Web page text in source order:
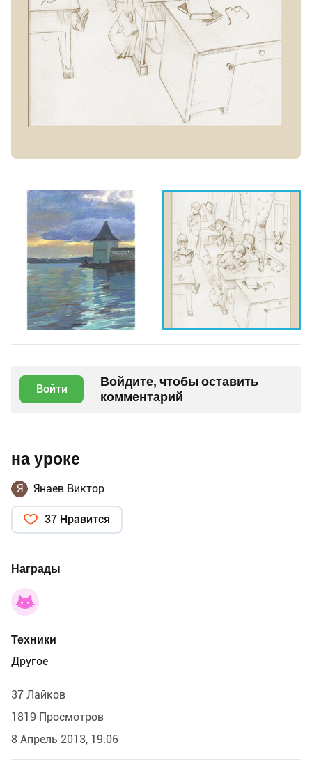
Войти
Войдите, чтобы оставить
комментарий
на уроке
Я Янаев Виктор
37 Нравится
Награды
Техники
Другое
37 Лайков
1819 Просмотров
8 Апрель 2013, 19:06